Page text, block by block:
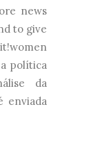
news
to give
política
da
enviada